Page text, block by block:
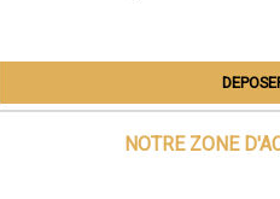
NOTRE ZONE